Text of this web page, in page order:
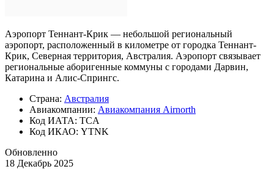
Аэропорт Теннант-Крик — небольшой региональный
аэропорт, расположенный в километре от городка Теннант-
Крик, Северная территория, Австралия. Аэропорт связывает
региональные аборигенные коммуны с городами Дарвин,
Катарина и Алис-Спрингс.
Страна: Австралия
Авиакомпании: Авиакомпания Airnorth
Код ИАТА: TCA
Код ИКАО: YTNK
Обновленно
18 Декабрь 2025